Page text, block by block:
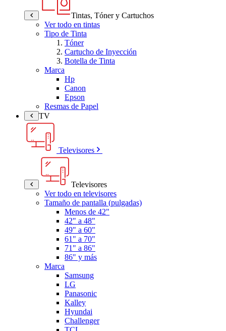
Tintas, Tóner y Cartuchos
Ver todo en tintas
Tipo de Tinta
Tóner
Cartucho de Inyección
Botella de Tinta
Marca
Hp
Canon
Epson
Resmas de Papel
TV
Televisores
Televisores
Ver todo en televisores
Tamaño de pantalla (pulgadas)
Menos de 42"
42" a 48"
49" a 60"
61" a 70"
71" a 86"
86" y más
Marca
Samsung
LG
Panasonic
Kalley
Hyundai
Challenger